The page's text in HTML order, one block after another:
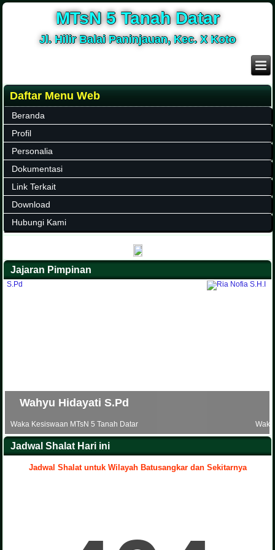
MTsN 5 Tanah Datar
Jl. Hilir Balai Paninjauan, Kec. X Koto
Daftar Menu Web
Beranda
Profil
Personalia
Dokumentasi
Link Terkait
Download
Hubungi Kami
Jajaran Pimpinan
Ria Nofia S.H.I
Waka Sarana dan Prasarana MTsN 5 Tanah Datar
Jadwal Shalat Hari ini
Jadwal Shalat untuk Wilayah Batusangkar dan Sekitarnya